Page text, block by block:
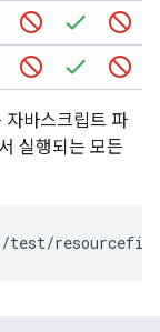
자바스크립트 파
실행되는 모든
test/